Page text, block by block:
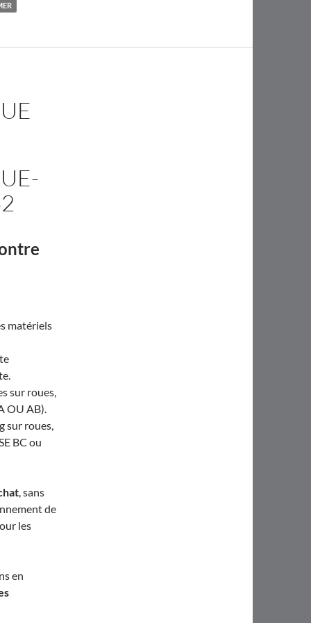
matériels
sur roues,
OU AB).
sur roues,
BC ou
, sans
de
les
en